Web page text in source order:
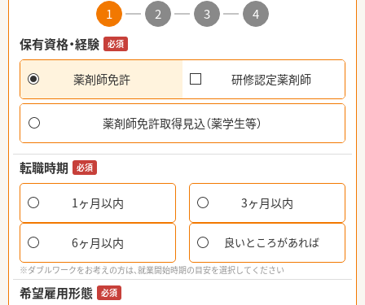
1 2 3
4
保有資格・経験
必須
薬剤師免許 研修認定薬剤師
薬剤師免許取得見込（薬学生等）
転職時期 必須
1ヶ月以内 3ヶ月以内
6ヶ月以内 良いところがあれば
※ダブルワークをお考えの方は、就業開始時期の目安を選択してください
希望雇用形態 必須